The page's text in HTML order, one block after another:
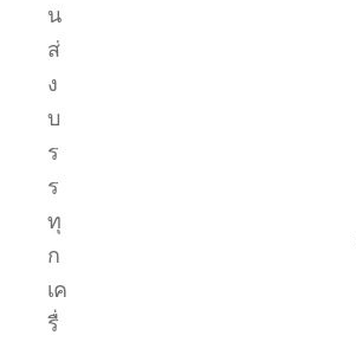
น
ส่
ง
บ
ร
ร
ทุ
ก
เค
รื่